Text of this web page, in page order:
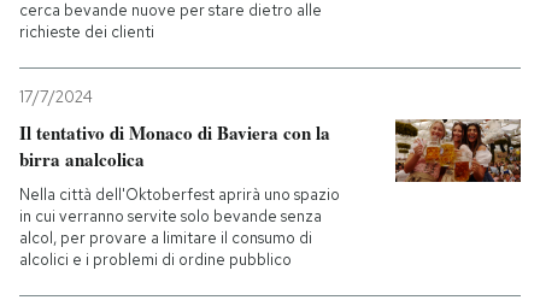
cerca bevande nuove per stare dietro alle
richieste dei clienti
17/7/2024
Il tentativo di Monaco di Baviera con la
birra analcolica
Nella città dell'Oktoberfest aprirà uno spazio
in cui verranno servite solo bevande senza
alcol, per provare a limitare il consumo di
alcolici e i problemi di ordine pubblico